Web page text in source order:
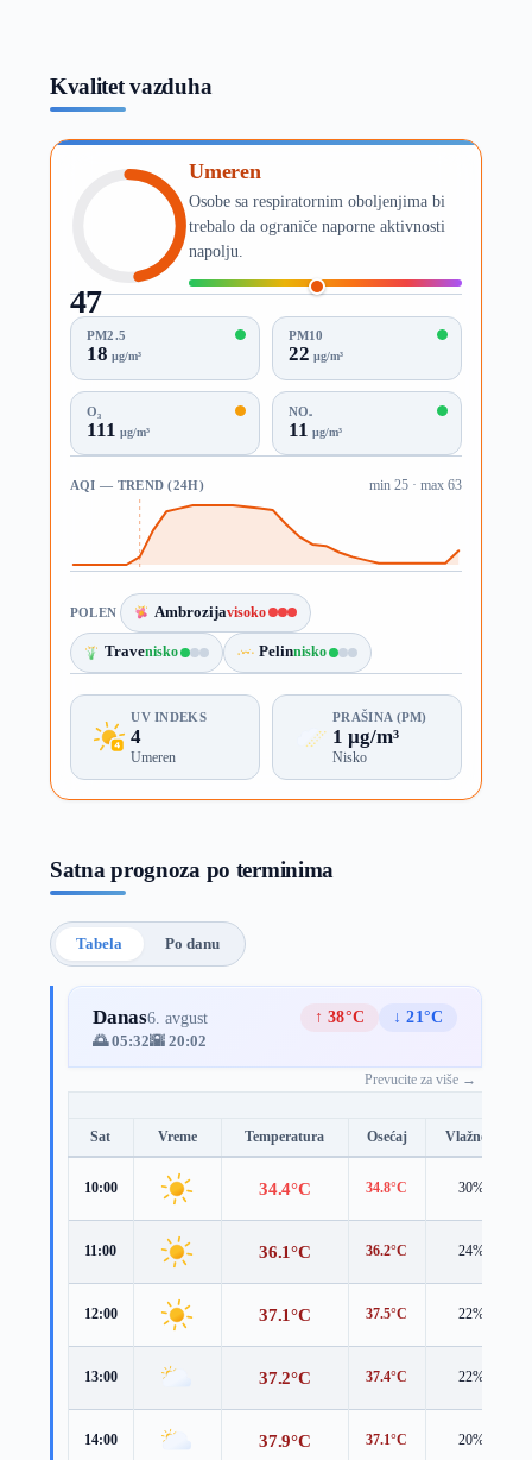
Kvalitet vazduha
47
AQI
Umeren
Osobe sa respiratornim oboljenjima bi
trebalo da ograniče naporne aktivnosti
napolju.
PM2.5
18 µg/m³
PM10
22 µg/m³
O₃
111 µg/m³
NO₂
11 µg/m³
AQI — TREND (24H) min 25 · max 63
POLEN Ambrozijavisoko
Travenisko Pelinnisko
UV INDEKS
4
Umeren
PRAŠINA (PM)
1 µg/m³
Nisko
Satna prognoza po terminima
Tabela Po danu
Danas6. avgust ↑ 38°C
↓ 21°C
🌅 05:32🌇 20:02
Prevucite za više →
Sat Vreme Temperatura Osećaj Vlažnost
10:00 34.4°C 34.8°C 30%
11:00 36.1°C 36.2°C 24%
12:00 37.1°C 37.5°C 22%
13:00 37.2°C 37.4°C 22%
14:00 37.9°C 37.1°C 20%